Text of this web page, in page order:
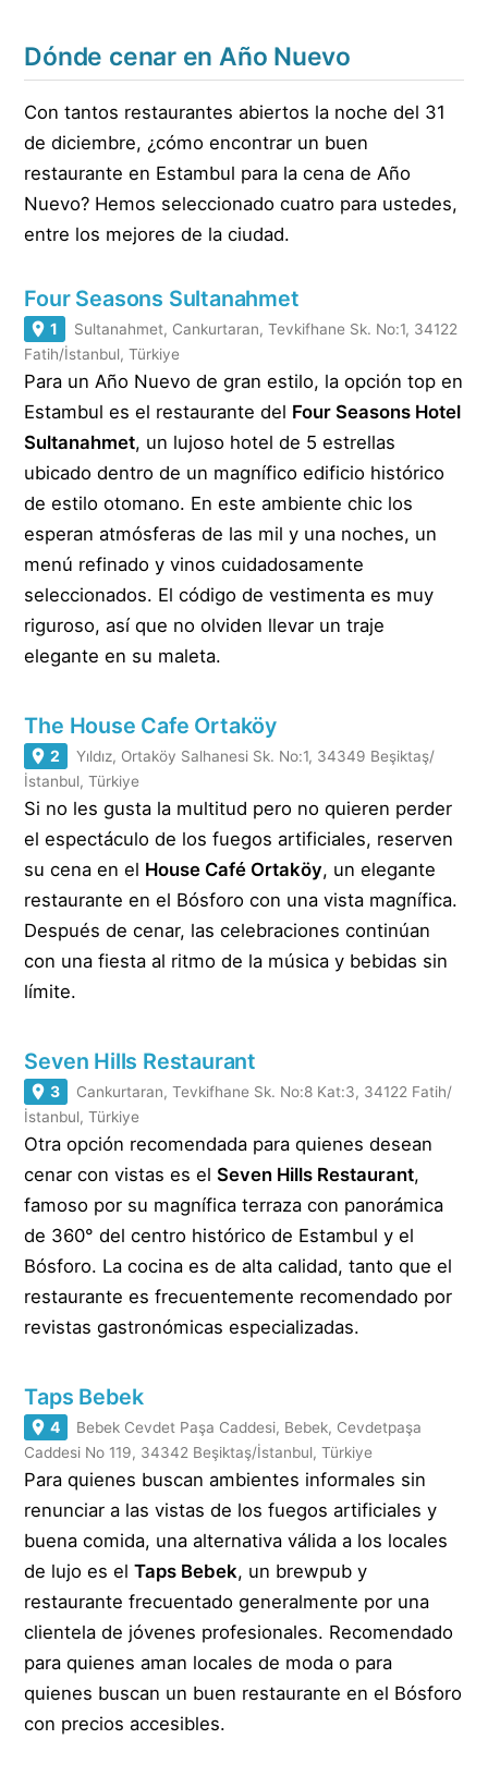
Dónde cenar en Año Nuevo
Con tantos restaurantes abiertos la noche del 31
de diciembre, ¿cómo encontrar un buen
restaurante en Estambul para la cena de Año
Nuevo? Hemos seleccionado cuatro para ustedes,
entre los mejores de la ciudad.
Four Seasons Sultanahmet
1
Sultanahmet, Cankurtaran, Tevkifhane Sk. No:1, 34122
Fatih/İstanbul, Türkiye
Para un Año Nuevo de gran estilo, la opción top en
Estambul es el restaurante del Four Seasons Hotel
Sultanahmet, un lujoso hotel de 5 estrellas
ubicado dentro de un magnífico edificio histórico
de estilo otomano. En este ambiente chic los
esperan atmósferas de las mil y una noches, un
menú refinado y vinos cuidadosamente
seleccionados. El código de vestimenta es muy
riguroso, así que no olviden llevar un traje
elegante en su maleta.
The House Cafe Ortaköy
2
Yıldız, Ortaköy Salhanesi Sk. No:1, 34349 Beşiktaş/
İstanbul, Türkiye
Si no les gusta la multitud pero no quieren perder
el espectáculo de los fuegos artificiales, reserven
su cena en el House Café Ortaköy, un elegante
restaurante en el Bósforo con una vista magnífica.
Después de cenar, las celebraciones continúan
con una fiesta al ritmo de la música y bebidas sin
límite.
Seven Hills Restaurant
3
Cankurtaran, Tevkifhane Sk. No:8 Kat:3, 34122 Fatih/
İstanbul, Türkiye
Otra opción recomendada para quienes desean
cenar con vistas es elSeven Hills Restaurant,
famoso por su magnífica terraza con panorámica
de 360° del centro histórico de Estambul y el
Bósforo. La cocina es de alta calidad, tanto que el
restaurante es frecuentemente recomendado por
revistas gastronómicas especializadas.
Taps Bebek
4
Bebek Cevdet Paşa Caddesi, Bebek, Cevdetpaşa
Caddesi No 119, 34342 Beşiktaş/İstanbul, Türkiye
Para quienes buscan ambientes informales sin
renunciar a las vistas de los fuegos artificiales y
buena comida, una alternativa válida a los locales
de lujo es elTaps Bebek, un brewpub y
restaurante frecuentado generalmente por una
clientela de jóvenes profesionales. Recomendado
para quienes aman locales de moda o para
quienes buscan un buen restaurante en el Bósforo
con precios accesibles.